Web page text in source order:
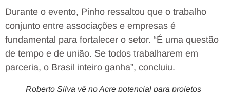
Durante o evento, Pinho ressaltou que o trabalho
conjunto entre associações e empresas é
fundamental para fortalecer o setor. “É uma questão
de tempo e de união. Se todos trabalharem em
parceria, o Brasil inteiro ganha”, concluiu.
Roberto Silva vê no Acre potencial para projetos